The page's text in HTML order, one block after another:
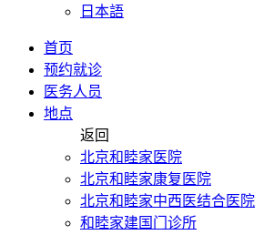
日本語
首页
预约就诊
医务人员
地点
返回
北京和睦家医院
北京和睦家康复医院
北京和睦家中西医结合医院
和睦家建国门诊所